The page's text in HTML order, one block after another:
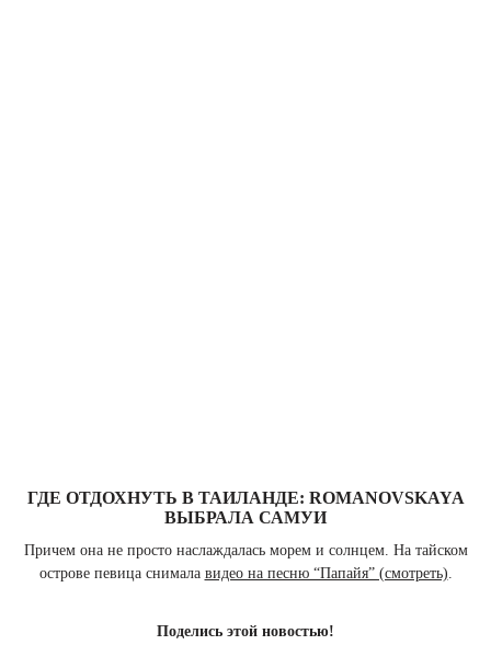
ГДЕ ОТДОХНУТЬ В ТАИЛАНДЕ: ROMANOVSKAYA
ВЫБРАЛА САМУИ
Причем она не просто наслаждалась морем и солнцем. На тайском
острове певица снимала видео на песню “Папайя” (смотреть).
Поделись этой новостью!